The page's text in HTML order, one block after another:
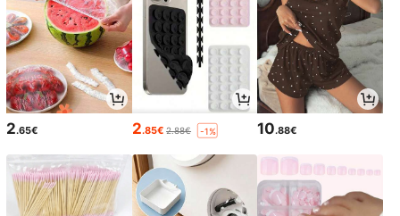
2.65€ 2.85€ 2.88€ -1% 10.88€